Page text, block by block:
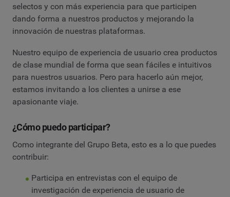
selectos y con más experiencia para que participen
dando forma a nuestros productos y mejorando la
innovación de nuestras plataformas.
Nuestro equipo de experiencia de usuario crea productos
de clase mundial de forma que sean fáciles e intuitivos
para nuestros usuarios. Pero para hacerlo aún mejor,
estamos invitando a los clientes a unirse a ese
apasionante viaje.
¿Cómo puedo participar?
Como integrante del Grupo Beta, esto es a lo que puedes
contribuir:
Participa en entrevistas con el equipo de
investigación de experiencia de usuario de